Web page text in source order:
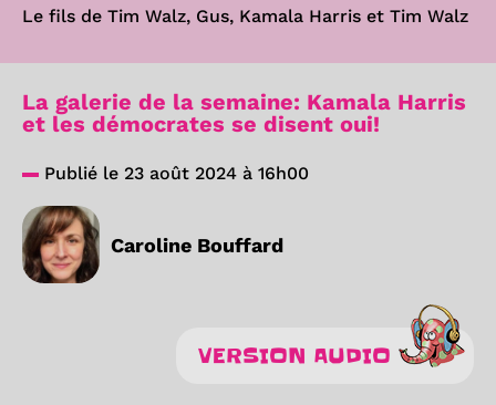
Le fils de Tim Walz, Gus, Kamala Harris et Tim Walz
La galerie de la semaine: Kamala Harris
et les démocrates se disent oui!
Publié le 23 août 2024 à 16h00
Caroline Bouffard
VERSION AUDIO